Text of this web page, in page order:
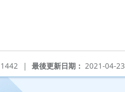
最後更新日期： 2021-04-23
1442 |